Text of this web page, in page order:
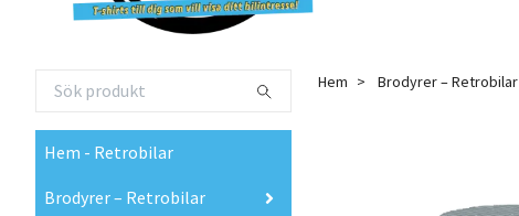
Hem - Retrobilar
Brodyrer – Retrobilar
Hem Brodyrer – Retrobilar